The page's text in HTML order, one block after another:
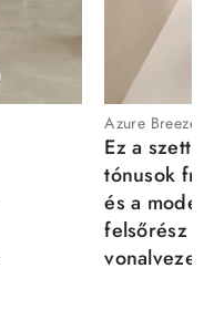
Azure Breeze
Ez a szett
tónusok
és a
felsőrész